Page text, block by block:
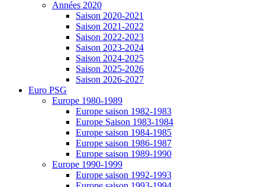
Années 2020
Saison 2020-2021
Saison 2021-2022
Saison 2022-2023
Saison 2023-2024
Saison 2024-2025
Saison 2025-2026
Saison 2026-2027
Euro PSG
Europe 1980-1989
Europe saison 1982-1983
Europe Saison 1983-1984
Europe saison 1984-1985
Europe saison 1986-1987
Europe saison 1989-1990
Europe 1990-1999
Europe saison 1992-1993